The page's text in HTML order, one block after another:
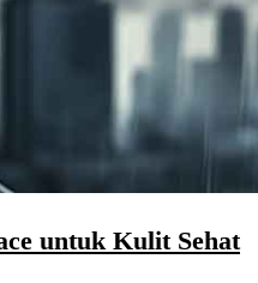
untuk Kulit Sehat